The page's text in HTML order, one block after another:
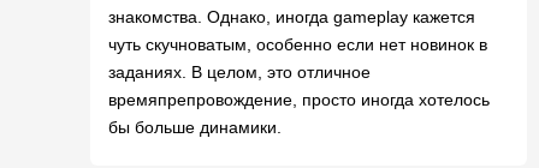
знакомства. Однако, иногда gameplay кажется
чуть скучноватым, особенно если нет новинок в
заданиях. В целом, это отличное
времяпрепровождение, просто иногда хотелось
бы больше динамики.